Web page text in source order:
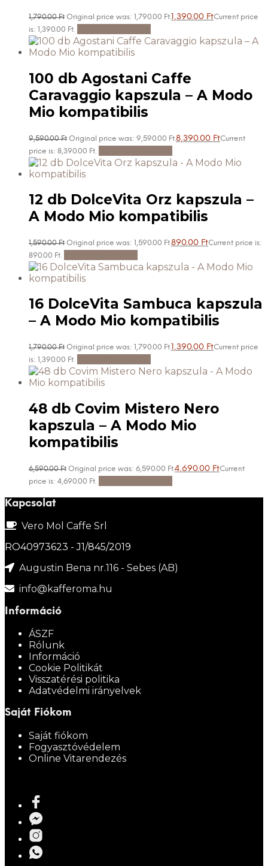
1,790.00Ft Original price was: 1,790.00 Ft.1,390.00 FtCurrent price
is: 1,390.00 Ft.
100 db Agostani Caffe
Caravaggio kapszula – A Modo
Mio kompatibilis
9,590.00Ft Original price was: 9,590.00 Ft.8,390.00 FtCurrent
price is: 8,390.00 Ft.
12 db DolceVita Orz kapszula –
A Modo Mio kompatibilis
1,590.00Ft Original price was: 1,590.00 Ft.890.00 FtCurrent price is:
890.00 Ft.
16 DolceVita Sambuca kapszula
– A Modo Mio kompatibilis
1,790.00Ft Original price was: 1,790.00 Ft.1,390.00 FtCurrent price
is: 1,390.00 Ft.
48 db Covim Mistero Nero
kapszula – A Modo Mio
kompatibilis
6,590.00Ft Original price was: 6,590.00 Ft.4,690.00 FtCurrent
price is: 4,690.00 Ft.
Kapcsolat
Vero Mol Caffe Srl
RO40973623 - J1/845/2019
Augustin Bena nr.116 - Sebes (AB)
info@kafferoma.hu
Információ
ÁSZF
Rólunk
Információ
Cookie Politikát
Visszatérési politika
Adatvédelmi irányelvek
Saját Fiókom
Saját fiókom
Fogyasztóvédelem
Online Vitarendezés